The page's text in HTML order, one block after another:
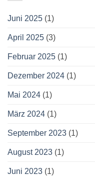
Juni 2025 (1)
April 2025 (3)
Februar 2025 (1)
Dezember 2024 (1)
Mai 2024 (1)
März 2024 (1)
September 2023 (1)
August 2023 (1)
Juni 2023 (1)